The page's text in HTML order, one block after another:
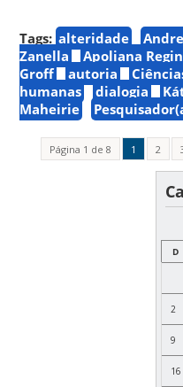
Tags: alteridade
Zanella
Apoliana
Groff
autoria
humanas
dialogia
Maheirie
Página 1 de 8 1 2
D
2
9
16